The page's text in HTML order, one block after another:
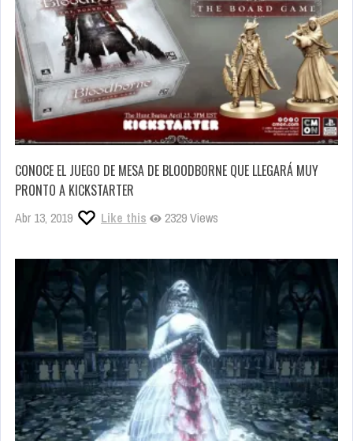
CONOCE EL JUEGO DE MESA DE BLOODBORNE QUE LLEGARÁ MUY
PRONTO A KICKSTARTER
Abr 13, 2019 Like this 2329 Views